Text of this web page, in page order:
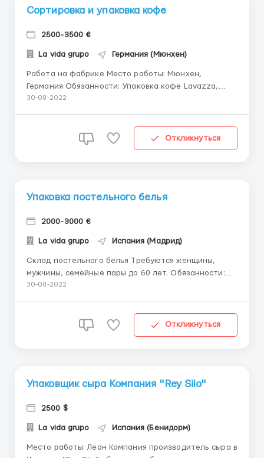
Сортировка и упаковка кофе
2500-3500 €
La vida grupo Германия (Мюнхен)
Работа на фабрике Место работы: Мюнхен,
Германия Обязанности: Упаковка кофе Lavazza,
сортировка, контроль качества, упаковка для
биометрический паспорт. Возраст от 18 до 60 лет
Условия: График по 10 часов 6...
30-08-2022
Откликнуться
Упаковка постельного белья
2000-3000 €
La vida grupo Испания (Мадрид)
Склад постельного белья Требуются женщины,
мужчины, семейные пары до 60 лет. Обязанности:
сортировка продукции; упаковка, стикеровка
работы: 5 дней в неделю, с 8.00 до 18.00, можно
30-08-2022
Откликнуться
Упаковщик сыра Компания "Rey Silo"
2500 $
La vida grupo Испания (Бенидорм)
Место работы: Леон Компания производитель сыра в